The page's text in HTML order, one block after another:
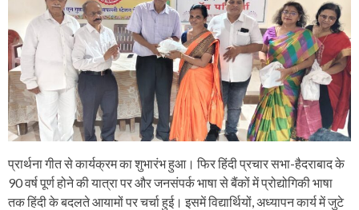
प्रार्थना गीत से कार्यक्रम का शुभारंभ हुआ। फिर हिंदी प्रचार सभा-हैदराबाद के
90 वर्ष पूर्ण होने की यात्रा पर और जनसंपर्क भाषा से बैंकों में प्रोद्योगिकी भाषा
तक हिंदी के बदलते आयामों पर चर्चा हुई। इसमें विद्यार्थियों, अध्यापन कार्य में जुटे